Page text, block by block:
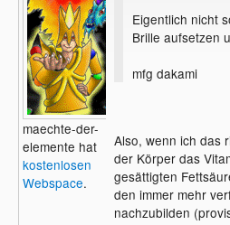
maechte-der-
elemente hat
kostenlosen
Webspace.
Eigentlich nicht
Brille aufsetzen
mfg dakami
Also, wenn ich das
der Körper das
gesättigten
den immer mehr
nachzubilden